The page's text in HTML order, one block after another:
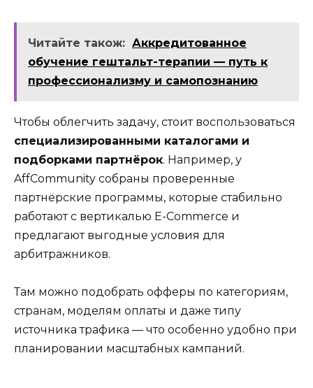
Читайте також: Аккредитованное
обучение гештальт-терапии — путь к
профессионализму и самопознанию
Чтобы облегчить задачу, стоит воспользоваться
специализированными каталогами и
подборками партнёрок. Например, у
AffCommunity собраны проверенные
партнёрские программы, которые стабильно
работают с вертикалью E-Commerce и
предлагают выгодные условия для
арбитражников.
Там можно подобрать офферы по категориям,
странам, моделям оплаты и даже типу
источника трафика — что особенно удобно при
планировании масштабных кампаний.